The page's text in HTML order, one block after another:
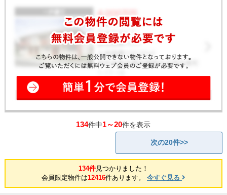
134件中1～20件を表示
次の20件>>
134件見つかりました！
会員限定物件は12416件あります。 今すぐ見る